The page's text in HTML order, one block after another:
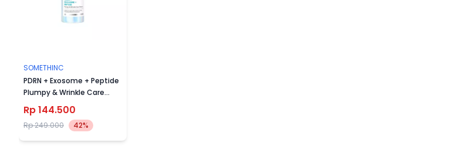
SOMETHINC
PDRN + Exosome + Peptide
Plumpy & Wrinkle Care
Serum
Rp 144.500
Rp 249.000 42%